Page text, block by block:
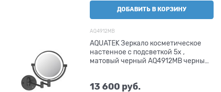
ДОБАВИТЬ В КОРЗИНУ
AQ4912MB
AQUATEK Зеркало косметическое
настенное с подсветкой 5х ,
матовый черный AQ4912MB черный
13 600 руб.